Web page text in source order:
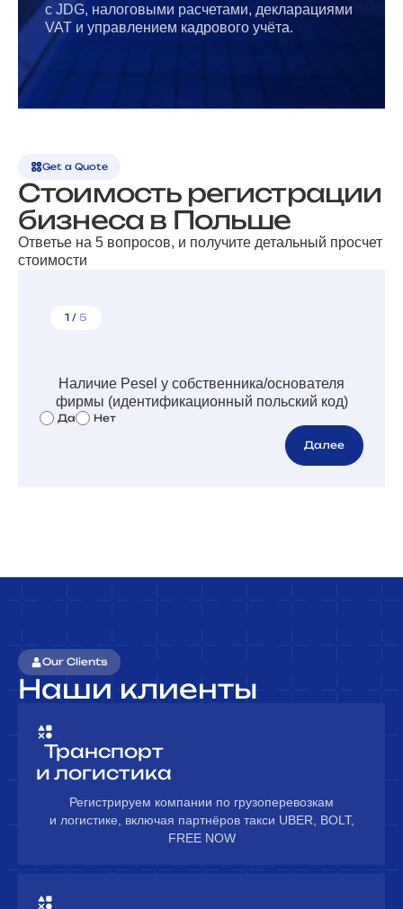
с JDG, налоговыми расчетами, декларациями
VAT и управлением кадрового учёта.
Get a Quote
Стоимость регистрации
бизнеса в Польше
Ответье на 5 вопросов, и получите детальный просчет
стоимости
1 / 5
Наличие Pesel у собственника/основателя
фирмы (идентификационный польский код)
Да Нет
Далее
Our Clients
Наши клиенты
Транспорт
и логистика
Регистрируем компании по грузоперевозкам
и логистике, включая партнёров такси UBER, BOLT,
FREE NOW